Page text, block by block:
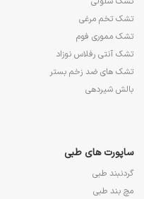
تشک تخم مرغی
تشک مموری فوم
تشک آنتی رفلاس نوزاد
تشک های ضد زخم بستر
بالش شیردهی
ساپورت های طبی
گردنبند طبی
مچ بند طبی